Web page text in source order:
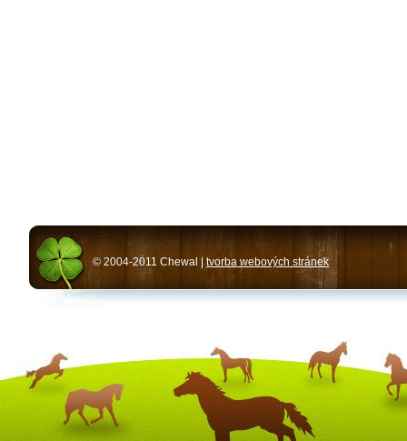
© 2004-2011 Chewal |tvorba webových stránek